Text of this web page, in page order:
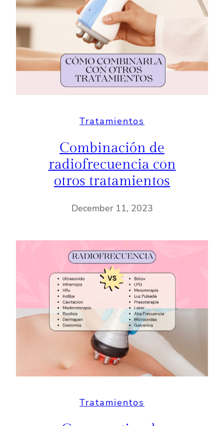
Tratamientos
Combinación de
radiofrecuencia con
otros tratamientos
December 11, 2023
Tratamientos